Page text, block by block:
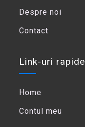
Despre noi
Contact
Link-uri rapide
Home
Contul meu